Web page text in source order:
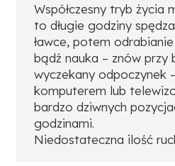
Współczesny tryb życia
to długie godziny
ławce, potem
bądź nauka – znów przy
wyczekany odpoczynek
komputerem lub
bardzo dziwnych
godzinami.
Niedostateczna ilość